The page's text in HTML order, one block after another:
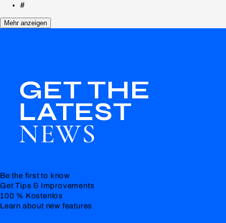
#
Mehr anzeigen
GET THE
LATEST
NEWS
Be the first to know
Get Tips & Improvements
100 % Kostenlos
Learn about new features